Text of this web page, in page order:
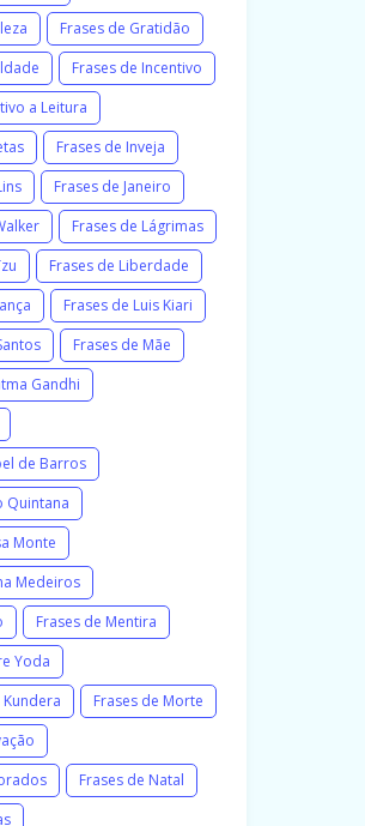
Frases de Gratidão
Frases de Incentivo
a Leitura
Frases de Inveja
Frases de Janeiro
Frases de Lágrimas
Frases de Liberdade
Frases de Luis Kiari
Frases de Mãe
Gandhi
de Barros
Quintana
Monte
Medeiros
Frases de Mentira
Yoda
Kundera
Frases de Morte
Frases de Natal